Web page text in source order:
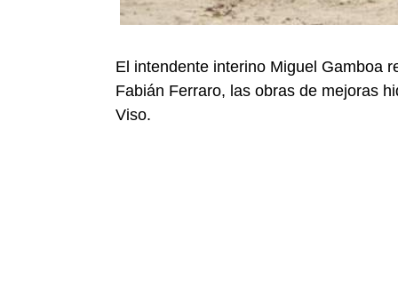
El intendente interino Miguel Gamboa
Fabián Ferraro, las obras de mejoras
Viso.